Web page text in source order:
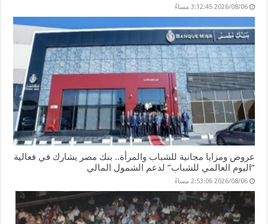
2026/08/06 3:12:45 مساءً
عروض ومزايا مجانية للشباب والمرأة.. بنك مصر يشارك في فعالية
“اليوم العالمي للشباب” لدعم الشمول المالي
2026/08/06 2:53:06 مساءً